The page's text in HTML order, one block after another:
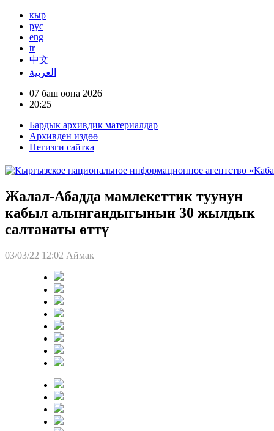
кыр
рус
eng
tr
中文
العربية
07 баш оона 2026
20:25
Бардык архивдик материалдар
Архивден издөө
Негизги сайтка
Жалал-Абадда мамлекеттик туунун
кабыл алынгандыгынын 30 жылдык
салтанаты өттү
03/03/22 12:02 Аймак